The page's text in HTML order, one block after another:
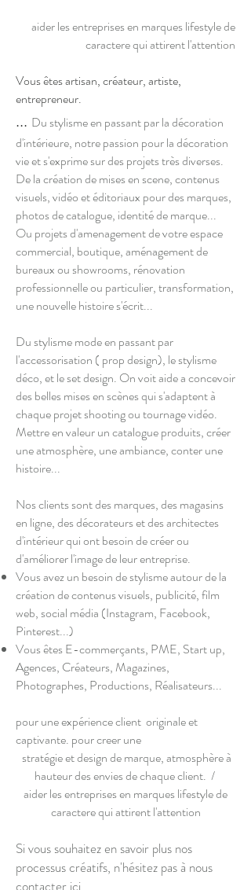
aider les entreprises en marques lifestyle de
caractere qui attirent l'attention
Vous êtes artisan, créateur, artiste,
entrepreneur.
... Du stylisme en passant par la décoration
d'intérieure, notre passion pour la décoration
vie et s'exprime sur des projets très diverses.
De la création de mises en scene, contenus
visuels, vidéo et éditoriaux pour des marques,
photos de catalogue, identité de marque...
Ou projets d'amenagement de votre espace
commercial, boutique, aménagement de
bureaux ou showrooms, rénovation
professionnelle ou particulier, transformation,
une nouvelle histoire s'écrit...
Du stylisme mode en passant par
l'accessorisation ( prop design), le stylisme
déco, et le set design. On voit aide a concevoir
des belles mises en scènes qui s'adaptent à
chaque projet shooting ou tournage vidéo.
Mettre en valeur un catalogue produits, créer
une atmosphère, une ambiance, conter une
histoire...
Nos clients sont des marques, des magasins
en ligne, des décorateurs et des architectes
d'intérieur qui ont besoin de créer ou
d'améliorer l'image de leur entreprise.
Vous avez un besoin de stylisme autour de la
création de contenus visuels, publicité, film
web, social média (Instagram, Facebook,
Pinterest...)
Vous êtes E-commerçants, PME, Start up,
Agences, Créateurs, Magazines,
Photographes, Productions, Réalisateurs...
pour une expérience client originale et
captivante. pour creer une
stratégie et design de marque, atmosphère à
hauteur des envies de chaque client. /
aider les entreprises en marques lifestyle de
caractere qui attirent l'attention
Si vous souhaitez en savoir plus nos
processus créatifs, n'hésitez pas à nous
contacter ici